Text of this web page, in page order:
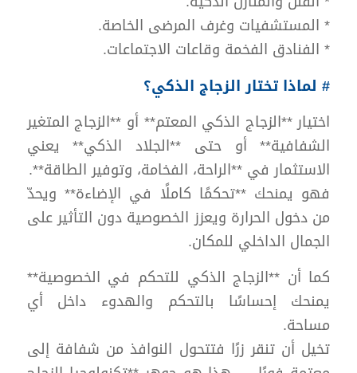
* المستشفيات وغرف المرضى الخاصة.
* الفنادق الفخمة وقاعات الاجتماعات.
# لماذا تختار الزجاج الذكي؟
اختيار **الزجاج الذكي المعتم** أو **الزجاج المتغير
الشفافية** أو حتى **الجلاد الذكي** يعني
الاستثمار في **الراحة، الفخامة، وتوفير الطاقة**.
فهو يمنحك **تحكمًا كاملًا في الإضاءة** ويحدّ
من دخول الحرارة ويعزز الخصوصية دون التأثير على
الجمال الداخلي للمكان.
كما أن **الزجاج الذكي للتحكم في الخصوصية**
يمنحك إحساسًا بالتحكم والهدوء داخل أي
مساحة.
تخيل أن تنقر زرًا فتتحول النوافذ من شفافة إلى